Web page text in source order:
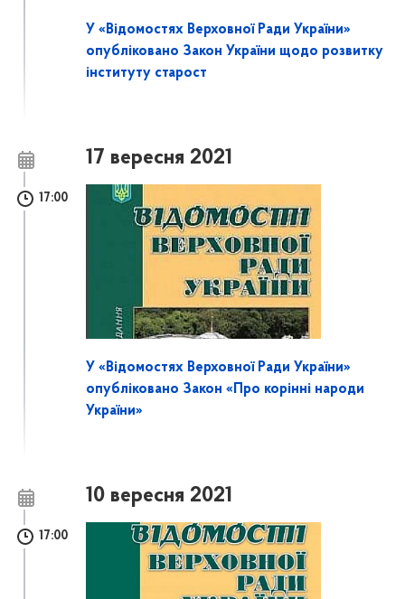
У «Відомостях Верховної Ради України»
опубліковано Закон України щодо розвитку
інституту старост
17 вересня 2021
17:00
У «Відомостях Верховної Ради України»
опубліковано Закон «Про корінні народи
України»
10 вересня 2021
17:00